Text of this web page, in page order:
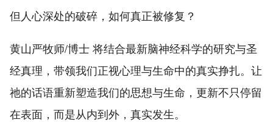
但人心深处的破碎，如何真正被修复？
黄山严牧师/博士 将结合最新脑神经科学的研究与圣
经真理，带领我们正视心理与生命中的真实挣扎。让
祂的话语重新塑造我们的思想与生命，更新不只停留
在表面，而是从内到外，真实发生。